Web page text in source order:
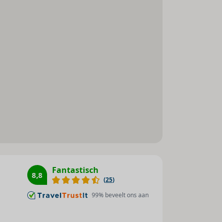
8,8 Fantastisch
(25)
99% beveelt ons aan